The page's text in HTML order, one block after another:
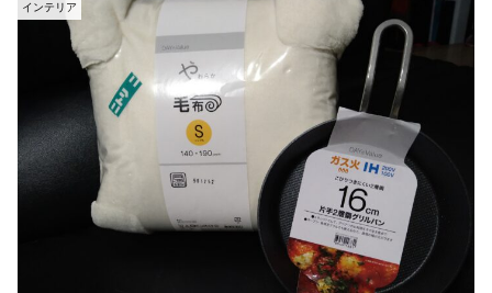
インテリア